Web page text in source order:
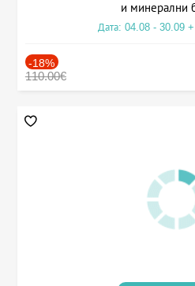
и минерални
Дата: 04.08 - 30.09
-18%
110.00€